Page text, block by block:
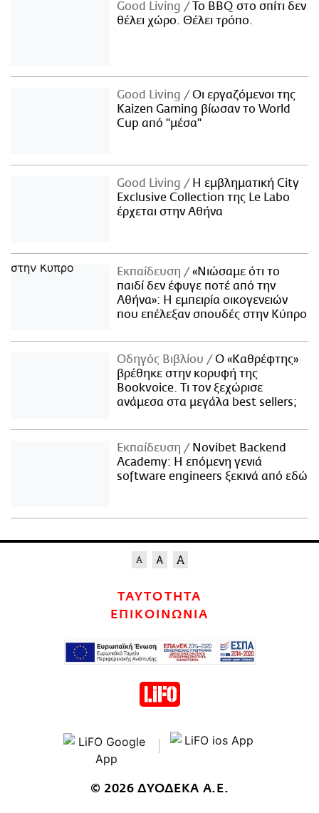
Good Living
Το BBQ στο σπίτι δεν
θέλει χώρο. Θέλει τρόπο.
Good Living
Οι εργαζόμενοι της
Kaizen Gaming βίωσαν το World
Cup από "μέσα"
Good Living
Η εμβληματική City
Exclusive Collection της Le Labo
έρχεται στην Αθήνα
Εκπαίδευση
«Νιώσαμε ότι το
παιδί δεν έφυγε ποτέ από την
Αθήνα»: Η εμπειρία οικογενειών
που επέλεξαν σπουδές στην Κύπρο
Οδηγός Βιβλίου
Ο «Καθρέφτης»
βρέθηκε στην κορυφή της
Bookvoice. Τι τον ξεχώρισε
ανάμεσα στα μεγάλα best sellers;
Εκπαίδευση
Novibet Backend
Academy: Η επόμενη γενιά
software engineers ξεκινά από εδώ
ΤΑΥΤΟΤΗΤΑ
ΕΠΙΚΟΙΝΩΝΙΑ
© 2026 ΔΥΟΔΕΚΑ Α.Ε.